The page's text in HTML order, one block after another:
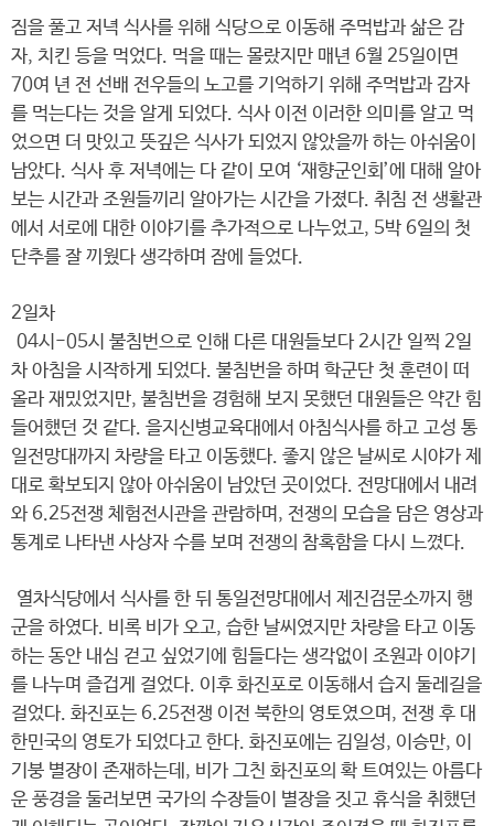
짐을 풀고 저녁 식사를 위해 식당으로 이동해 주먹밥과 삶은 감
자, 치킨 등을 먹었다. 먹을 때는 몰랐지만 매년 6월 25일이면
70여 년 전 선배 전우들의 노고를 기억하기 위해 주먹밥과 감자
를 먹는다는 것을 알게 되었다. 식사 이전 이러한 의미를 알고 먹
었으면 더 맛있고 뜻깊은 식사가 되었지 않았을까 하는 아쉬움이
남았다. 식사 후 저녁에는 다 같이 모여 ‘재향군인회’에 대해 알아
보는 시간과 조원들끼리 알아가는 시간을 가졌다. 취침 전 생활관
에서 서로에 대한 이야기를 추가적으로 나누었고, 5박 6일의 첫
단추를 잘 끼웠다 생각하며 잠에 들었다.
2일차
04시-05시 불침번으로 인해 다른 대원들보다 2시간 일찍 2일
차 아침을 시작하게 되었다. 불침번을 하며 학군단 첫 훈련이 떠
올라 재밌었지만, 불침번을 경험해 보지 못했던 대원들은 약간 힘
들어했던 것 같다. 을지신병교육대에서 아침식사를 하고 고성 통
일전망대까지 차량을 타고 이동했다. 좋지 않은 날씨로 시야가 제
대로 확보되지 않아 아쉬움이 남았던 곳이었다. 전망대에서 내려
와 6.25전쟁 체험전시관을 관람하며, 전쟁의 모습을 담은 영상과
통계로 나타낸 사상자 수를 보며 전쟁의 참혹함을 다시 느꼈다.
열차식당에서 식사를 한 뒤 통일전망대에서 제진검문소까지 행
군을 하였다. 비록 비가 오고, 습한 날씨였지만 차량을 타고 이동
하는 동안 내심 걷고 싶었기에 힘들다는 생각없이 조원과 이야기
를 나누며 즐겁게 걸었다. 이후 화진포로 이동해서 습지 둘레길을
걸었다. 화진포는 6.25전쟁 이전 북한의 영토였으며, 전쟁 후 대
한민국의 영토가 되었다고 한다. 화진포에는 김일성, 이승만, 이
기붕 별장이 존재하는데, 비가 그친 화진포의 확 트여있는 아름다
운 풍경을 둘러보면 국가의 수장들이 별장을 짓고 휴식을 취했던